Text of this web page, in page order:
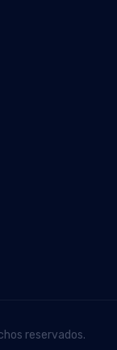
reservados.